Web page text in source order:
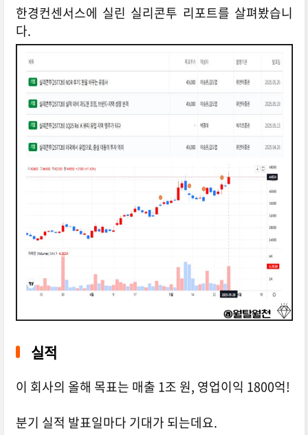
한경컨센서스에 실린 실리콘투 리포트를 살펴봤습니
다.
실적
이 회사의 올해 목표는 매출 1조 원, 영업이익 1800억!
분기 실적 발표일마다 기대가 되는데요.